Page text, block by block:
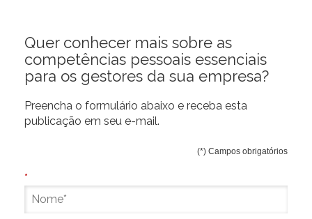
Quer conhecer mais sobre as
competências pessoais essenciais
para os gestores da sua empresa?
Preencha o formulário abaixo e receba esta
publicação em seu e-mail.
(*) Campos obrigatórios
*